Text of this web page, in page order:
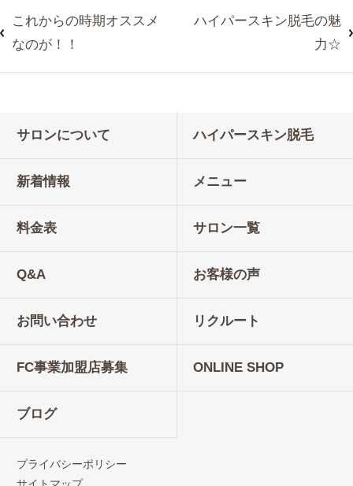
これからの時期オススメ
なのが！！
ハイパースキン脱毛の魅
力☆
サロンについて ハイパースキン脱毛
新着情報 メニュー
料金表 サロン一覧
Q&A お客様の声
お問い合わせ リクルート
FC事業加盟店募集 ONLINE SHOP
ブログ
プライバシーポリシー